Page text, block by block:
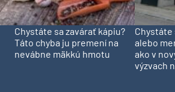
Chystáte sa zavárať kápiu?
Táto chyba ju premení na
nevábne mäkkú hmotu
alebo
ako v
výzvach